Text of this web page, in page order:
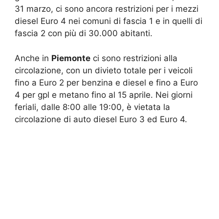
31 marzo, ci sono ancora restrizioni per i mezzi
diesel Euro 4 nei comuni di fascia 1 e in quelli di
fascia 2 con più di 30.000 abitanti.
Anche in Piemonte ci sono restrizioni alla
circolazione, con un divieto totale per i veicoli
fino a Euro 2 per benzina e diesel e fino a Euro
4 per gpl e metano fino al 15 aprile. Nei giorni
feriali, dalle 8:00 alle 19:00, è vietata la
circolazione di auto diesel Euro 3 ed Euro 4.